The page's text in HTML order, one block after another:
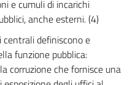
e cumuli di incarichi
anche esterni. (4)
definiscono e
funzione pubblica:
corruzione che fornisce una